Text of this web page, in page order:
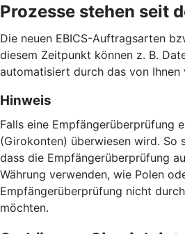
Prozesse stehen seit
Die neuen EBICS-Auftragsarten
diesem Zeitpunkt können z. B.
automatisiert durch das von
Hinweis
Falls eine Empfängerüberprüfung
(Girokonten) überwiesen wird. So
dass die Empfängerüberprüfung
Währung verwenden, wie Polen
Empfängerüberprüfung nicht
möchten.